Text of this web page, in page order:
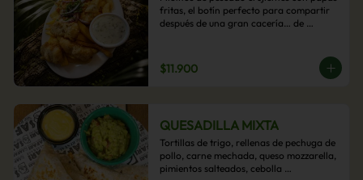
fritas, el botín perfecto para compartir
después de una gran cacería… de
$11.900
QUESADILLA MIXTA
Tortillas de trigo, rellenas de pechuga de
pollo, carne mechada, queso mozzarella,
pimientos salteados, cebolla